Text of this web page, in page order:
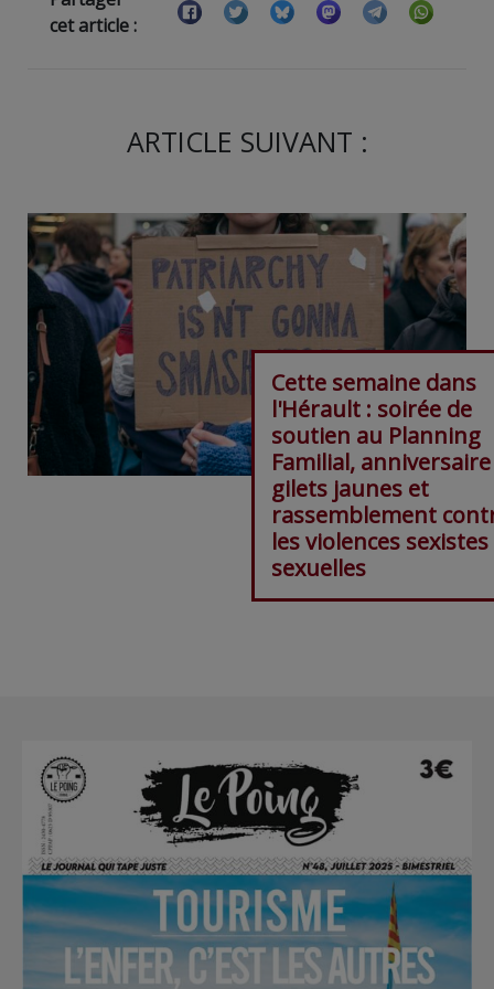
cet article :
ARTICLE SUIVANT :
Cette semaine dans
l'Hérault : soirée de
soutien au Planning
Familial,
gilets jaunes et
rassemblement
les violences
sexuelles